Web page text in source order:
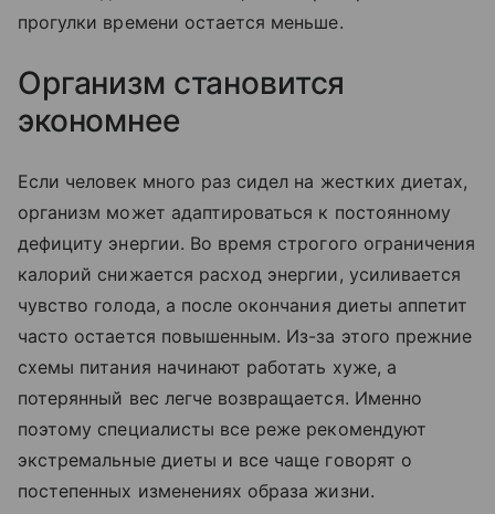
прогулки времени остается меньше.
Организм становится
экономнее
Если человек много раз сидел на жестких диетах,
организм может адаптироваться к постоянному
дефициту энергии. Во время строгого ограничения
калорий снижается расход энергии, усиливается
чувство голода, а после окончания диеты аппетит
часто остается повышенным. Из-за этого прежние
схемы питания начинают работать хуже, а
потерянный вес легче возвращается. Именно
поэтому специалисты все реже рекомендуют
экстремальные диеты и все чаще говорят о
постепенных изменениях образа жизни.